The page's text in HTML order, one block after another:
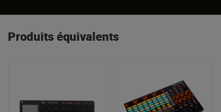
Produits équivalents